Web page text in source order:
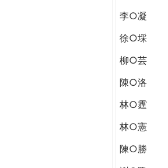
李○凝
徐○埰
柳○芸
陳○洛
林○霆
林○憲
陳○勝